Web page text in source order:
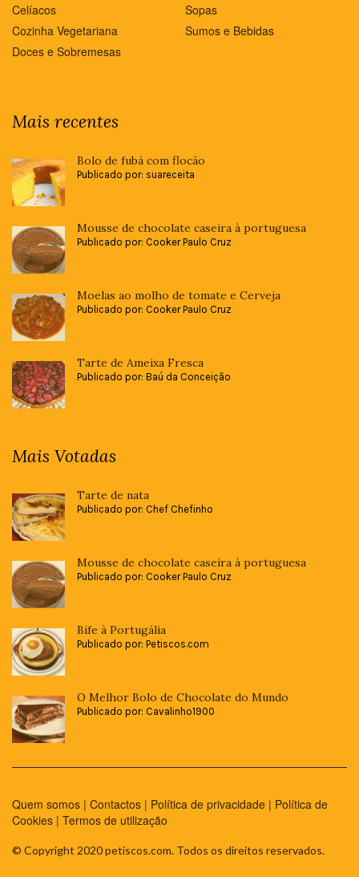
Celíacos
Cozinha Vegetariana
Doces e Sobremesas
Sopas
Sumos e Bebidas
Mais recentes
Bolo de fubá com flocão
Publicado por: suareceita
Mousse de chocolate caseira à portuguesa
Publicado por: Cooker Paulo Cruz
Moelas ao molho de tomate e Cerveja
Publicado por: Cooker Paulo Cruz
Tarte de Ameixa Fresca
Publicado por: Baú da Conceição
Mais Votadas
Tarte de nata
Publicado por: Chef Chefinho
Mousse de chocolate caseira à portuguesa
Publicado por: Cooker Paulo Cruz
Bife à Portugália
Publicado por: Petiscos.com
O Melhor Bolo de Chocolate do Mundo
Publicado por: Cavalinho1900
Quem somos | Contactos | Política de privacidade | Política de
Cookies | Termos de utilização
© Copyright 2020 petiscos.com. Todos os direitos reservados.